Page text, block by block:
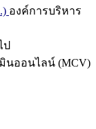
องค์การบริหาร
ป
นออนไลน์ (MCV)